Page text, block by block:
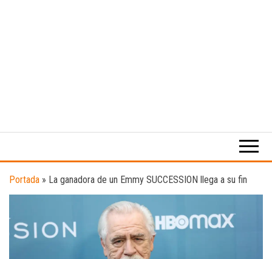
digital
el
deporte y
música.
Portada » La ganadora de un Emmy SUCCESSION llega a su fin